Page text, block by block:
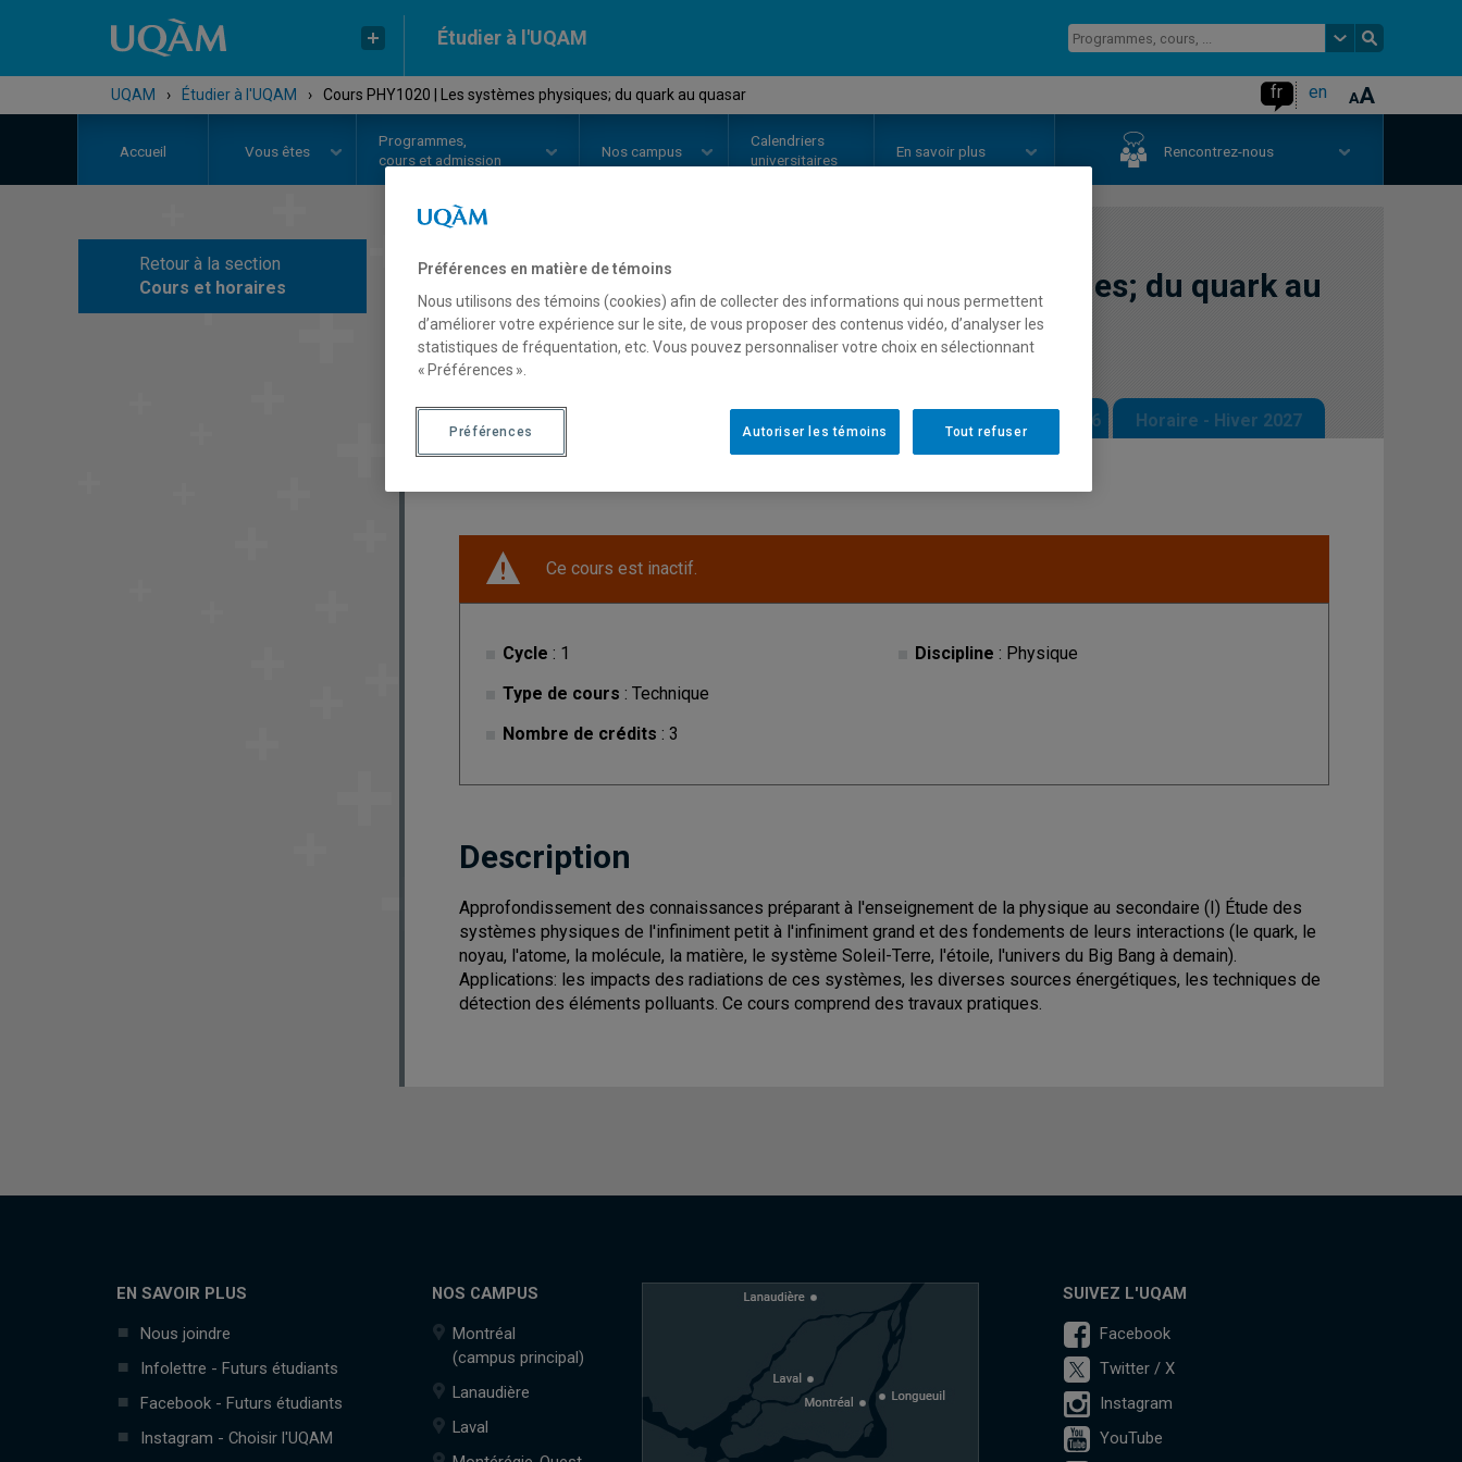
Étudier à l'UQAM
UQAM › Étudier à l'UQAM › Cours PHY1020 | Les systèmes physiques; du quark au quasar fr en
Accueil Vous êtes
Programmes,
cours et admission
Nos campus
Calendriers
universitaires
En savoir plus Rencontrez-nous
Retour à la section
Cours et horaires
COURS// PHY1020 -
Les systèmes physiques; du quark au
quasar
Horaire - Été 2026 Horaire - Automne 2026 Horaire - Hiver 2027
Ce cours est inactif.
Cycle : 1
Type de cours : Technique
Nombre de crédits : 3
Discipline : Physique
Description
Approfondissement des connaissances préparant à l'enseignement de la physique au secondaire (I) Étude des
systèmes physiques de l'infiniment petit à l'infiniment grand et des fondements de leurs interactions (le quark, le
noyau, l'atome, la molécule, la matière, le système Soleil-Terre, l'étoile, l'univers du Big Bang à demain).
Applications: les impacts des radiations de ces systèmes, les diverses sources énergétiques, les techniques de
détection des éléments polluants. Ce cours comprend des travaux pratiques.
EN SAVOIR PLUS
Nous joindre
Infolettre - Futurs étudiants
Facebook - Futurs étudiants
Instagram - Choisir l'UQAM
NOS CAMPUS
Montréal
(campus principal)
Lanaudière
Laval
SUIVEZ L'UQAM
Facebook
Twitter / X
Instagram
YouTube
Préférences en matière de témoins
Nous utilisons des témoins (cookies) afin de collecter des informations qui nous permettent
d’améliorer votre expérience sur le site, de vous proposer des contenus vidéo, d’analyser les
statistiques de fréquentation, etc. Vous pouvez personnaliser votre choix en sélectionnant
« Préférences ».
Tout refuser
Autoriser les témoins
Préférences